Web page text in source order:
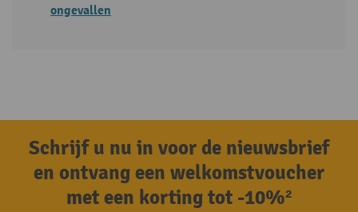
ongevallen
Schrijf u nu in voor de nieuwsbrief
en ontvang een welkomstvoucher
met een korting tot -10%²